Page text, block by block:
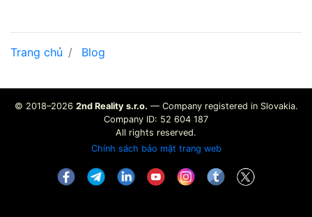
Trang chủ Blog
© 2018–2026 2nd Reality s.r.o. — Company registered in Slovakia.
Company ID: 52 604 187
All rights reserved.
Chính sách bảo mật trang web